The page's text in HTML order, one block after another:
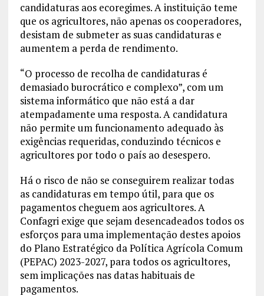
candidaturas aos ecoregimes. A instituição teme
que os agricultores, não apenas os cooperadores,
desistam de submeter as suas candidaturas e
aumentem a perda de rendimento.
“O processo de recolha de candidaturas é
demasiado burocrático e complexo”, com um
sistema informático que não está a dar
atempadamente uma resposta. A candidatura
não permite um funcionamento adequado às
exigências requeridas, conduzindo técnicos e
agricultores por todo o país ao desespero.
Há o risco de não se conseguirem realizar todas
as candidaturas em tempo útil, para que os
pagamentos cheguem aos agricultores. A
Confagri exige que sejam desencadeados todos os
esforços para uma implementação destes apoios
do Plano Estratégico da Política Agrícola Comum
(PEPAC) 2023-2027, para todos os agricultores,
sem implicações nas datas habituais de
pagamentos.